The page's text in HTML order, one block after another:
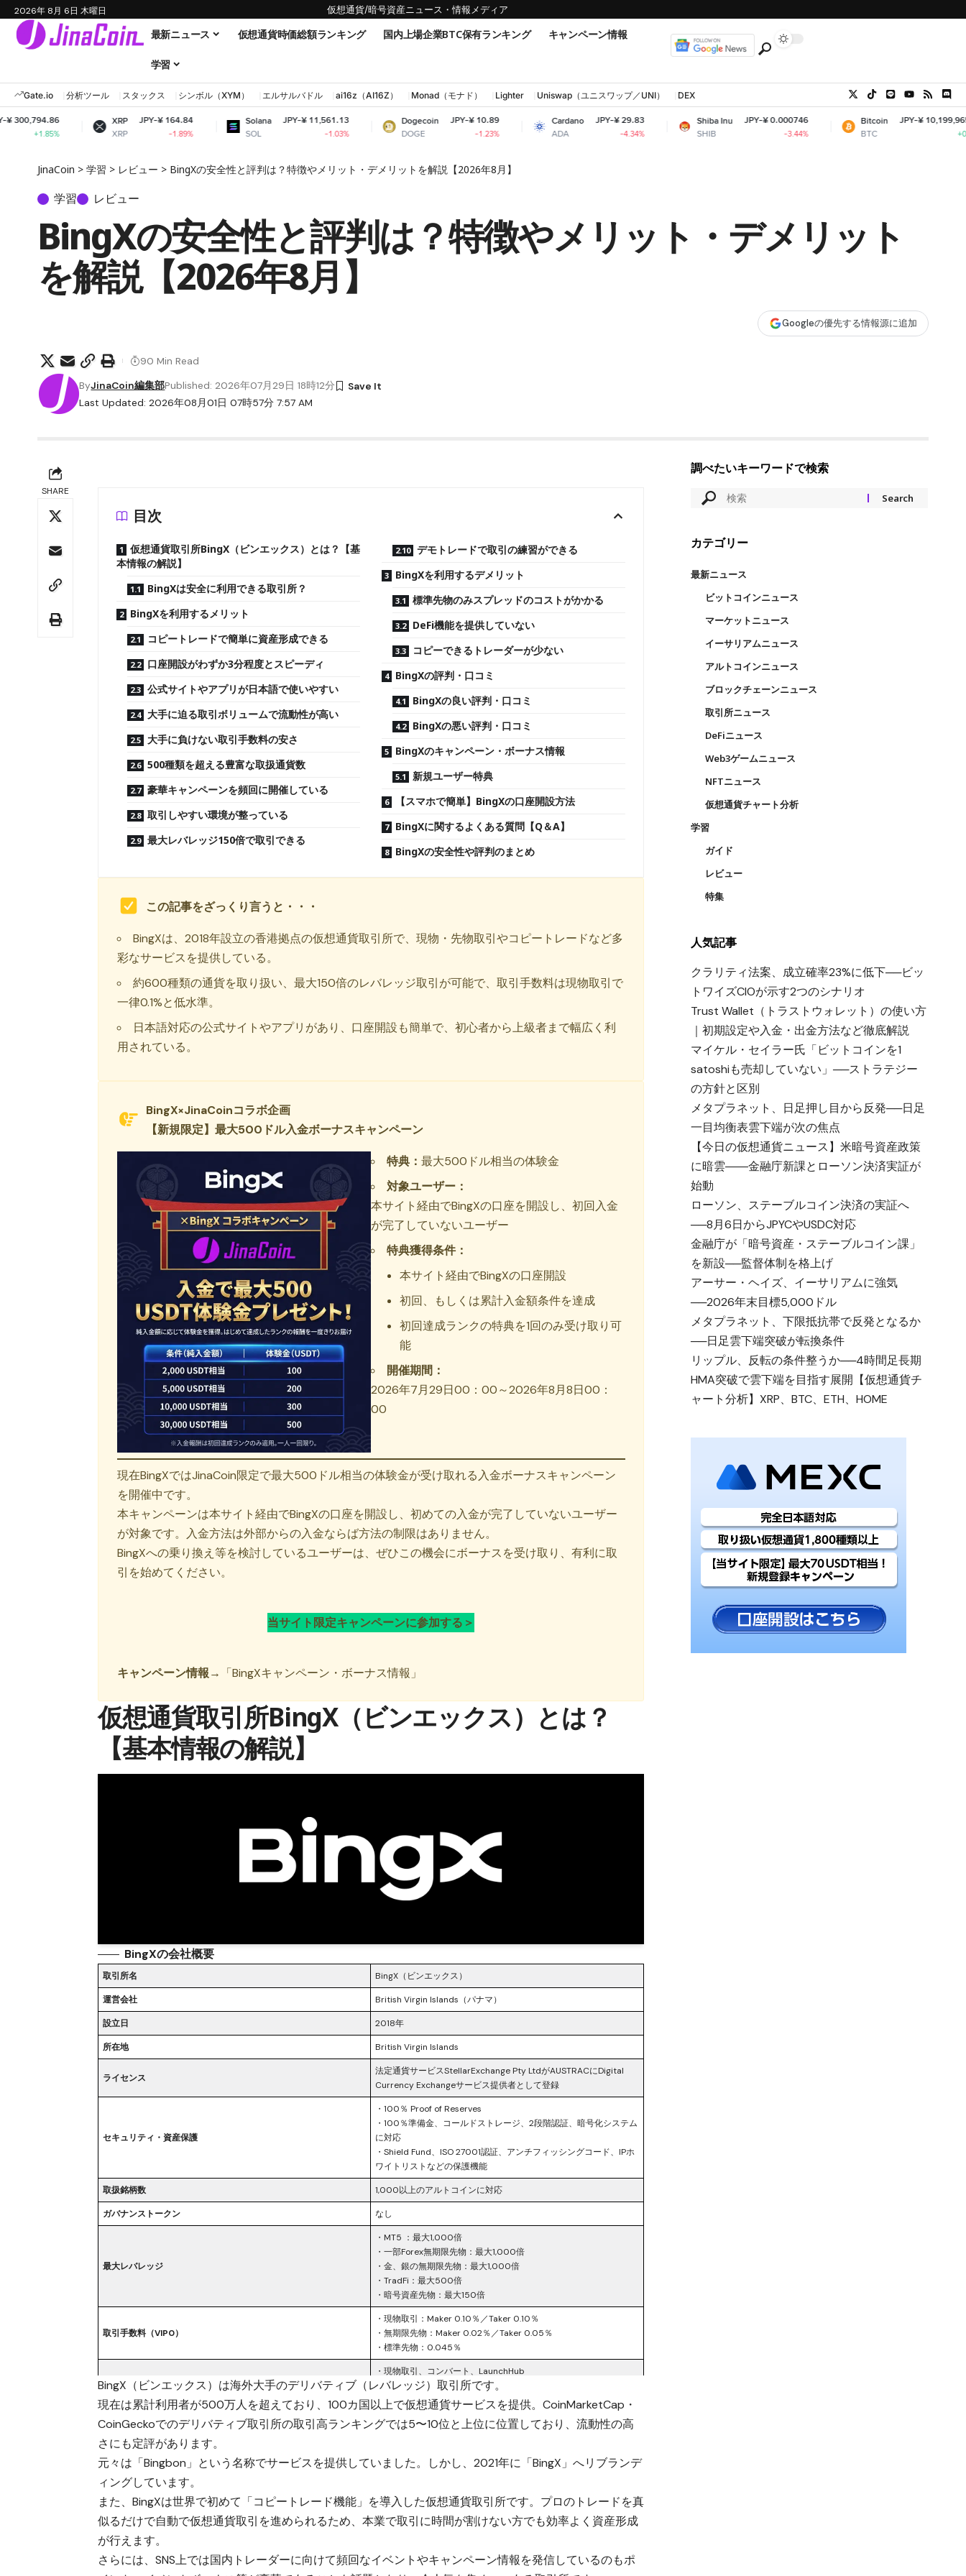
2026年 8月 6日 木曜日 仮想通貨/暗号資産ニュース・情報メディア
最新ニュース 仮想通貨時価総額ランキング 国内上場企業BTC保有ランキング キャンペーン情報
学習
Gate.io 分析ツール スタックス シンボル（XYM） エルサルバドル ai16z（AI16Z） Monad（モナド） Lighter Uniswap（ユニスワップ／UNI） DEX
XRP
XRP
JPY-¥ 164.84
-1.89%
Solana
SOL
JPY-¥ 11,561.13
Dogecoin
DOGE
JPY-¥ 10.89
-1.23%
Cardano
ADA
JPY-¥ 29.83
-4.34%
Shiba Inu
SHIB
JPY-¥ 0.000746
Bitcoin
BTC
JPY-¥ 10,199,965.76
JinaCoin > 学習 > レビュー > BingXの安全性と評判は？特徴やメリット・デメリットを解説【2026年8月】
学習 レビュー
BingXの安全性と評判は？特徴やメリット・デメリット
を解説【2026年8月】
Googleの優先する情報源に追加
Last Updated: 2026年08月01日 07時57分 7:57 AM
ByJinaCoin編集部Published: 2026年07月29日 18時12分
90 Min Read
SHARE
目次
仮想通貨取引所BingX（ビンエックス）とは？【基
本情報の解説】
BingXは安全に利用できる取引所？
BingXを利用するメリット
コピートレードで簡単に資産形成できる
口座開設がわずか3分程度とスピーディ
公式サイトやアプリが日本語で使いやすい
大手に迫る取引ボリュームで流動性が高い
大手に負けない取引手数料の安さ
500種類を超える豊富な取扱通貨数
豪華キャンペーンを頻回に開催している
取引しやすい環境が整っている
最大レバレッジ150倍で取引できる
デモトレードで取引の練習ができる
BingXを利用するデメリット
標準先物のみスプレッドのコストがかかる
DeFi機能を提供していない
コピーできるトレーダーが少ない
BingXの評判・口コミ
BingXの良い評判・口コミ
BingXの悪い評判・口コミ
BingXのキャンペーン・ボーナス情報
新規ユーザー特典
【スマホで簡単】BingXの口座開設方法
BingXに関するよくある質問【Q＆A】
BingXの安全性や評判のまとめ
この記事をざっくり言うと ・・・
BingXは、2018年設立の香港拠点の仮想通貨取引所で、現物・先物取引やコピートレードなど多
彩なサービスを提供している。
約600種類の通貨を取り扱い、最大150倍のレバレッジ取引が可能で、取引手数料は現物取引で
一律0.1%と低水準。
日本語対応の公式サイトやアプリがあり、口座開設も簡単で、初心者から上級者まで幅広く利
用されている。
BingX×JinaCoinコラボ企画
【新規限定】最大500ドル入金ボーナスキャンペーン
特典：最大500ドル相当の体験金
対象ユーザー：
本サイト経由でBingXの口座を開設し、初回入金
が完了していないユーザー
特典獲得条件：
本サイト経由でBingXの口座開設
初回、もしくは累計入金額条件を達成
初回達成ランクの特典を1回のみ受け取り可
能
開催期間：
2026年7月29日00：00～2026年8月8日00：
00
現在BingXではJinaCoin限定で最大500ドル相当の体験金が受け取れる入金ボーナスキャンペーン
を開催中です。
本キャンペーンは本サイト経由でBingXの口座を開設し、初めての入金が完了していないユーザー
が対象です。入金方法は外部からの入金ならば方法の制限はありません。
BingXへの乗り換え等を検討しているユーザーは、ぜひこの機会にボーナスを受け取り、有利に取
引を始めてください。
当サイト限定キャンペーンに参加する＞
キャンペーン情報→ 「BingXキャンペーン・ボーナス情報 」
仮想通貨取引所BingX（ビンエックス）とは？
【基本情報の解説】
BingXの会社概要
取引所名 BingX（ビンエックス）
運営会社 British Virgin Islands（パナマ）
設立日 2018年
所在地 British Virgin Islands
ライセンス
法定通貨サービスStellarExchange Pty LtdがAUSTRACにDigital
Currency Exchangeサービス提供者として登録
セキュリティ・資産保護
・100％ Proof of Reserves
・100％準備金、コールドストレージ、2段階認証、暗号化システム
に対応
・Shield Fund、ISO 27001認証、アンチフィッシングコード、IPホ
ワイトリストなどの保護機能
取扱銘柄数 1,000以上のアルトコインに対応
ガバナンストークン なし
最大レバレッジ
・MT5 ：最大1,000倍
・一部Forex無期限先物：最大1,000倍
・金、銀の無期限先物：最大1,000倍
・TradFi：最大500倍
・暗号資産先物：最大150倍
取引手数料（VIP0）
・現物取引：Maker 0.10％／Taker 0.10％
・無期限先物：Maker 0.02％／Taker 0.05％
・標準先物：0.045％
主な提供サービス
・現物取引、コンバート、LaunchHub
・無期限先物、、標準先物、TradFi、デモ取引
・先物コピートレード、現物コピートレード
・先物、現物自動売買
・資産運用系：Earn、Loan、Dual Investment
ボーナスキャンペーン
ラムなど
入出金手段・手数料
日本語サポート 日本語サイト、日本語X、日本語Telegram、日本語アナウンスあり
スマホアプリ・取引ツール
BingX（ビンエックス）は海外大手のデリバティブ（レバレッジ）取引所です。
現在は累計利用者が500万人を超えており、100カ国以上で仮想通貨サービスを提供。CoinMarketCap・
CoinGeckoでのデリバティブ取引所の取引高ランキングでは5〜10位と上位に位置しており、流動性の高
さにも定評があります。
元々は「Bingbon」という名称でサービスを提供していました。しかし、2021年に「BingX」へリブランデ
ィングしています。
また、BingXは世界で初めて「コピートレード機能」を導入した仮想通貨取引所です。プロのトレードを真
似るだけで自動で仮想通貨取引を進められるため、本業で取引に時間が割けない方でも効率よく資産形成
が行えます。
さらには、SNS上では国内トレーダーに向けて頻回なイベントやキャンペーン情報を発信しているのもポ
調べたいキーワードで検索
カテゴリー
最新ニュース
ビットコインニュース
マーケットニュース
イーサリアムニュース
アルトコインニュース
ブロックチェーンニュース
取引所ニュース
DeFiニュース
Web3ゲームニュース
NFTニュース
仮想通貨チャート分析
学習
ガイド
レビュー
特集
人気記事
クラリティ法案、成立確率23%に低下──ビッ
トワイズCIOが示す2つのシナリオ
Trust Wallet（トラストウォレット）の使い方
｜初期設定や入金・出金方法など徹底解説
マイケル・セイラー氏「ビットコインを1
satoshiも売却していない」──ストラテジー
の方針と区別
メタプラネット、日足押し目から反発──日足
一目均衡表雲下端が次の焦点
【今日の仮想通貨ニュース】米暗号資産政策
に暗雲――金融庁新課とローソン決済実証が
始動
ローソン、ステーブルコイン決済の実証へ
──8月6日からJPYCやUSDC対応
金融庁が「暗号資産・ステーブルコイン課」
を新設──監督体制を格上げ
アーサー・ヘイズ、イーサリアムに強気
──2026年末目標5,000ドル
メタプラネット、下限抵抗帯で反発となるか
──日足雲下端突破が転換条件
リップル、反転の条件整うか──4時間足長期
HMA突破で雲下端を目指す展開【仮想通貨チ
ャート分析】XRP、BTC、ETH、HOME